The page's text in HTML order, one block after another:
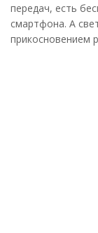
передач, есть
смартфона. А
прикосновением